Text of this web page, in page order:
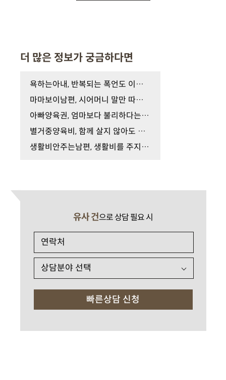
더 많은 정보가 궁금하다면
욕하는아내, 반복되는 폭언도 이혼 사유가 될 수 있…
마마보이남편, 시어머니 말만 따르는 것도 이혼 사유…
아빠양육권, 엄마보다 불리하다는 말 사실일까요?
별거중양육비, 함께 살지 않아도 양육비를 지급해야 …
생활비안주는남편, 생활비를 주지 않는 것도 이혼 사…
유사 건으로 상담 필요 시